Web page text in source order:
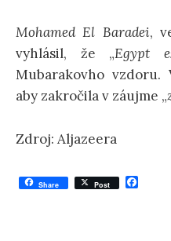
Mohamed El Baradei,
vyhlásil, že „Egypt
Mubarakovho vzdoru.
aby zakročila v záujme „
Zdroj: Aljazeera
Share Post